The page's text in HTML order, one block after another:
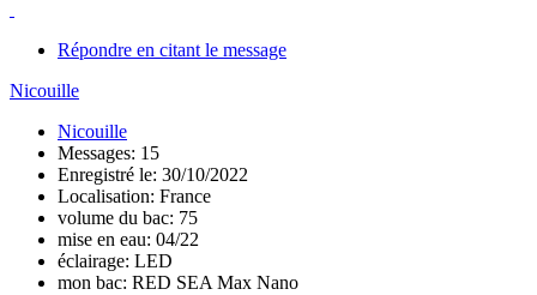
Répondre en citant le message
Nicouille
Nicouille
Messages: 15
Enregistré le: 30/10/2022
Localisation: France
volume du bac: 75
mise en eau: 04/22
éclairage: LED
mon bac: RED SEA Max Nano